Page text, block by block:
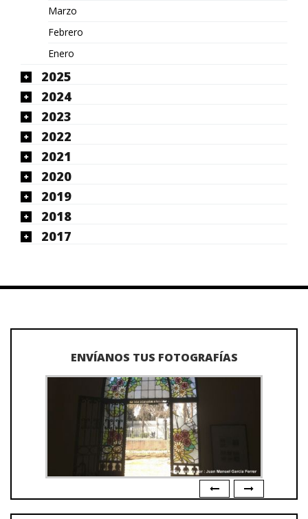
Marzo
Febrero
Enero
2025
2024
2023
2022
2021
2020
2019
2018
2017
ENVÍANOS TUS FOTOGRAFÍAS